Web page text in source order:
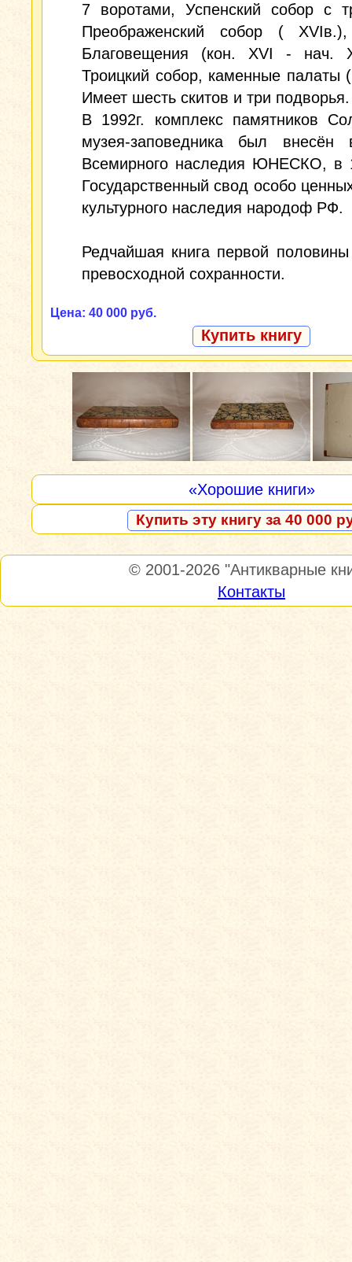
7 воротами, Успенский собор с
Преображенский собор ( XVIв.),
Благовещения (кон. XVI - нач.
Троицкий собор, каменные палаты
Имеет шесть скитов и три подворья.
В 1992г. комплекс памятников
музея-заповедника был внесён
Всемирного наследия ЮНЕСКО, в
Государственный свод особо
культурного наследия народоф РФ.
Редчайшая книга первой
превосходной сохранности.
Цена: 40 000 руб.
Купить книгу
«Хорошие книги»
Купить эту книгу за 40 000
© 2001-2026 "Антикварные
Контакты